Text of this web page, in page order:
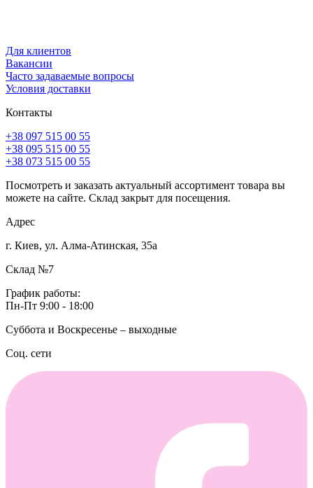
Для клиентов
Вакансии
Часто задаваемые вопросы
Условия доставки
Контакты
+38 097 515 00 55
+38 095 515 00 55
+38 073 515 00 55
Посмотреть и заказать актуальный ассортимент товара вы
можете на сайте. Склад закрыт для посещения.
Адрес
г. Киев, ул. Алма-Атинская, 35а
Склад №7
График работы:
Пн-Пт 9:00 - 18:00
Суббота и Воскресенье – выходные
Соц. сети